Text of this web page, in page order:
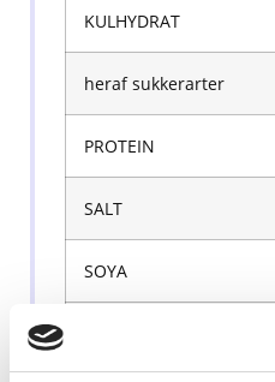
KULHYDRAT
heraf sukkerarter
PROTEIN
SALT
SOYA